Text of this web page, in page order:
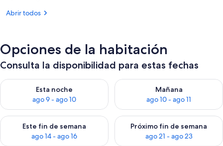
Abrir todos
Opciones de la habitación
Consulta la disponibilidad para estas fechas
Esta noche
ago 9 - ago 10
Consulta la disponibilidad para esta noche, ago 9 - ago 10
Mañana
ago 10 - ago 11
Consulta la disponibilidad
Este fin de semana
ago 14 - ago 16
Consulta la disponibilidad para este fin de semana, ago 14 -
Próximo fin de semana
ago 21 - ago 23
Consulta la disponibilidad